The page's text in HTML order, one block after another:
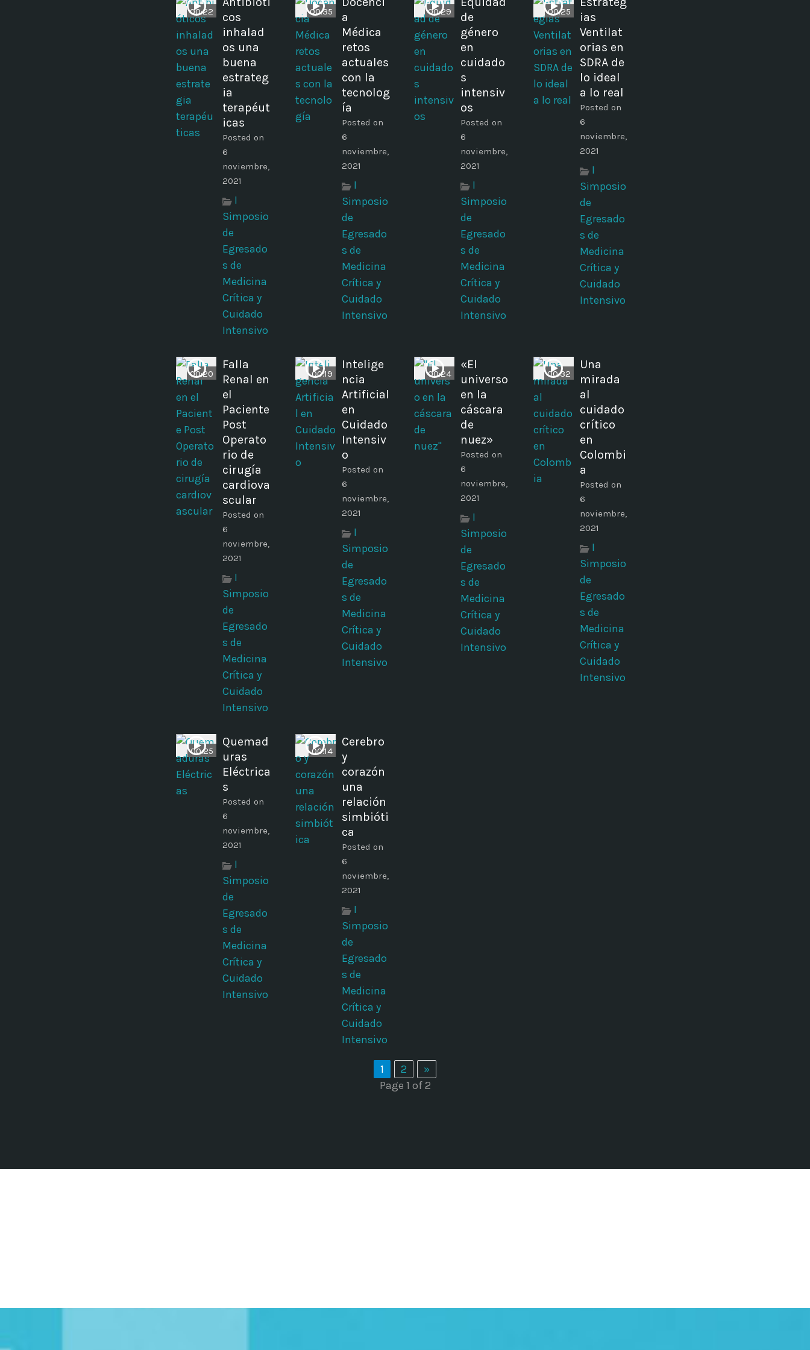
00:22
cos
inhalad
os una
buena
estrateg
ia
terapéut
icas
Posted on
6
noviembre,
2021
I
Simposio
de
Egresado
s de
Medicina
Crítica y
Cuidado
Intensivo
00:35
a
Médica
retos
actuales
con la
tecnolog
ía
Posted on
6
noviembre,
2021
I
Simposio
de
Egresado
s de
Medicina
Crítica y
Cuidado
Intensivo
00:29
de
género
en
cuidado
s
intensiv
os
Posted on
6
noviembre,
2021
I
Simposio
de
Egresado
s de
Medicina
Crítica y
Cuidado
Intensivo
00:25
ias
Ventilat
orias en
SDRA de
lo ideal
a lo real
Posted on
6
noviembre,
2021
I
Simposio
de
Egresado
s de
Medicina
Crítica y
Cuidado
Intensivo
00:20
Falla
Renal en
el
Paciente
Post
Operato
rio de
cirugía
cardiova
scular
Posted on
6
noviembre,
2021
I
Simposio
de
Egresado
s de
Medicina
Crítica y
Cuidado
Intensivo
00:19
Intelige
ncia
Artificial
en
Cuidado
Intensiv
o
Posted on
6
noviembre,
2021
I
Simposio
de
Egresado
s de
Medicina
Crítica y
Cuidado
Intensivo
00:24
«El
universo
en la
cáscara
de
nuez»
Posted on
6
noviembre,
2021
I
Simposio
de
Egresado
s de
Medicina
Crítica y
Cuidado
Intensivo
00:32
Una
mirada
al
cuidado
crítico
en
Colombi
a
Posted on
6
noviembre,
2021
I
Simposio
de
Egresado
s de
Medicina
Crítica y
Cuidado
Intensivo
00:25
Quemad
uras
Eléctrica
s
Posted on
6
noviembre,
2021
I
Simposio
de
Egresado
s de
Medicina
Crítica y
Cuidado
Intensivo
00:14
Cerebro
y
corazón
una
relación
simbióti
ca
Posted on
6
noviembre,
2021
I
Simposio
de
Egresado
s de
Medicina
Crítica y
Cuidado
Intensivo
1 2
»
Page 1 of 2